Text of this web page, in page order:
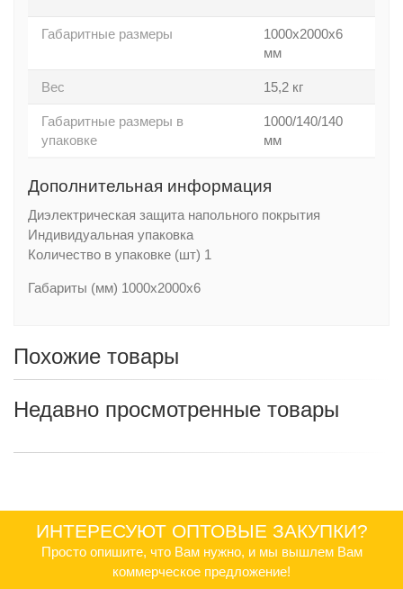
Габаритные размеры
1000х2000х6
мм
Вес 15,2 кг
Габаритные размеры в
упаковке
1000/140/140
мм
Дополнительная информация
Диэлектрическая защита напольного покрытия
Индивидуальная упаковка
Количество в упаковке (шт) 1
Габариты (мм) 1000x2000x6
Похожие товары
Недавно просмотренные товары
ИНТЕРЕСУЮТ ОПТОВЫЕ ЗАКУПКИ?
Просто опишите, что Вам нужно, и мы вышлем Вам
коммерческое предложение!